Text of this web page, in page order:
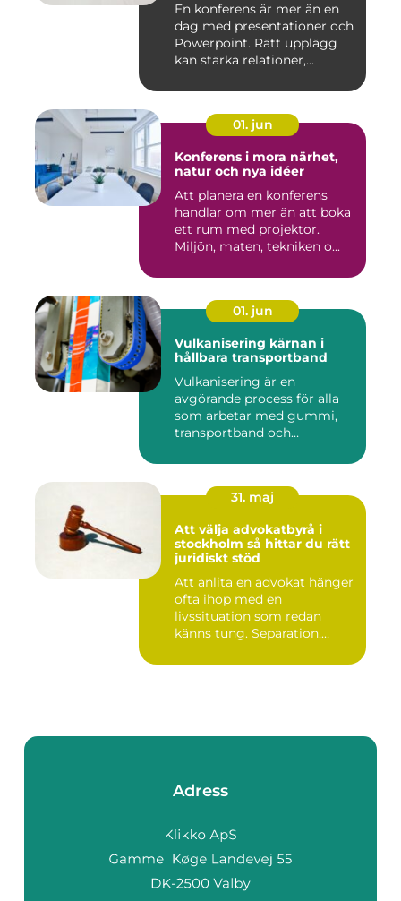
En konferens är mer än en
dag med presentationer och
Powerpoint. Rätt upplägg
kan stärka relationer,...
01. jun
Konferens i mora närhet,
natur och nya idéer
Att planera en konferens
handlar om mer än att boka
ett rum med projektor.
Miljön, maten, tekniken o...
01. jun
Vulkanisering kärnan i
hållbara transportband
Vulkanisering är en
avgörande process för alla
som arbetar med gummi,
transportband och
31. maj
Att välja advokatbyrå i
stockholm så hittar du rätt
juridiskt stöd
Att anlita en advokat hänger
ofta ihop med en
livssituation som redan
känns tung. Separation,
Adress